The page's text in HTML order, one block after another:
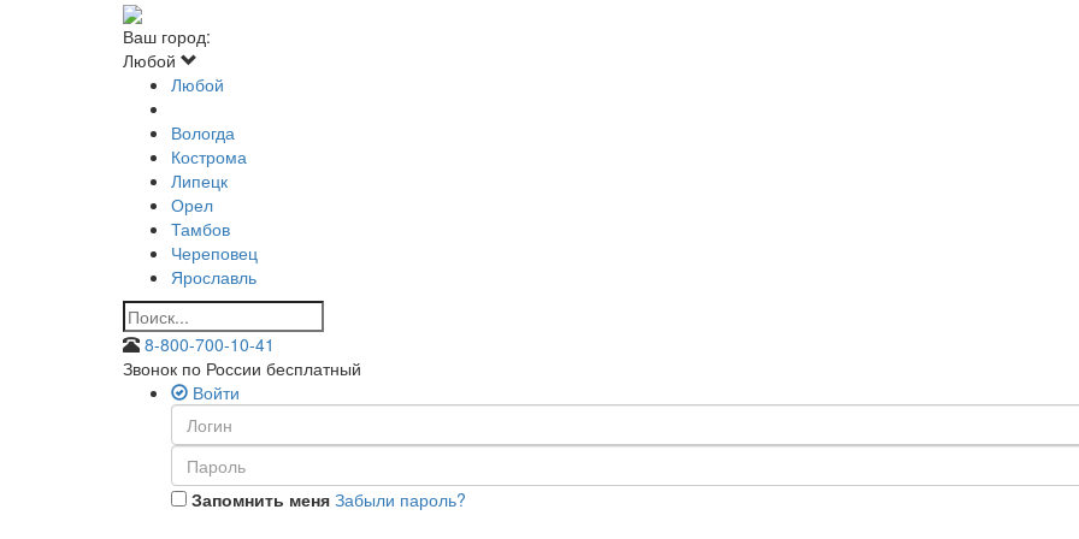
Ваш город:
Любой
Любой
Вологда
Кострома
Липецк
Орел
Тамбов
Череповец
Ярославль
8-800-700-10-41
Звонок по России бесплатный
Войти
Запомнить меня Забыли пароль?